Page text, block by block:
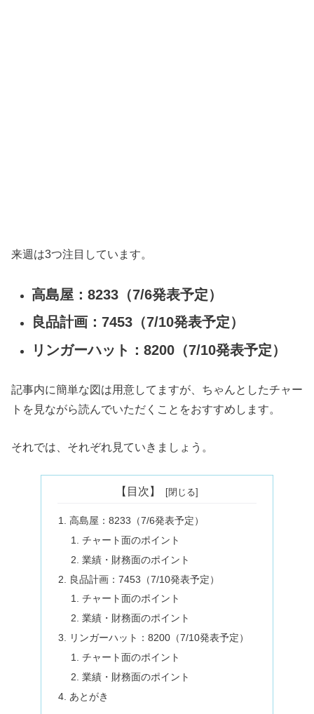
来週は3つ注目しています。
高島屋：8233（7/6発表予定）
良品計画：7453（7/10発表予定）
リンガーハット：8200（7/10発表予定）
記事内に簡単な図は用意してますが、ちゃんとしたチャー
トを見ながら読んでいただくことをおすすめします。
それでは、それぞれ見ていきましょう。
【目次】
高島屋：8233（7/6発表予定）
チャート面のポイント
業績・財務面のポイント
良品計画：7453（7/10発表予定）
チャート面のポイント
業績・財務面のポイント
リンガーハット：8200（7/10発表予定）
チャート面のポイント
業績・財務面のポイント
あとがき